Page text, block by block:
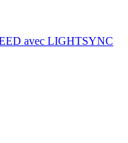
avec LIGHTSYNC